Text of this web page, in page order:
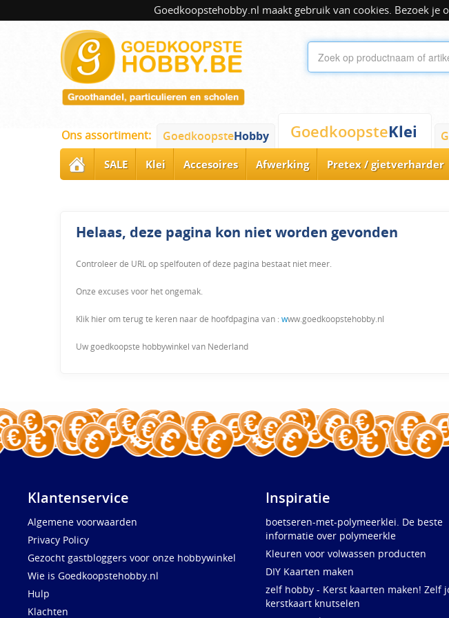
Goedkoopstehobby.nl maakt gebruik van cookies. Bezoek je
Ons assortiment: GoedkoopsteHobby GoedkoopsteKlei
SALE Klei Accesoires Afwerking Pretex / gietverharder
Helaas, deze pagina kon niet worden gevonden
Controleer de URL op spelfouten of deze pagina bestaat niet meer.
Onze excuses voor het ongemak.
Klik hier om terug te keren naar de hoofdpagina van : www.goedkoopstehobby.nl
Uw goedkoopste hobbywinkel van Nederland
Klantenservice
Algemene voorwaarden
Privacy Policy
Gezocht gastbloggers voor onze hobbywinkel
Wie is Goedkoopstehobby.nl
Hulp
Klachten
Inspiratie
boetseren-met-polymeerklei. De beste
informatie over polymeerkle
Kleuren voor volwassen producten
DIY Kaarten maken
zelf hobby - Kerst kaarten maken! Zelf
kerstkaart knutselen